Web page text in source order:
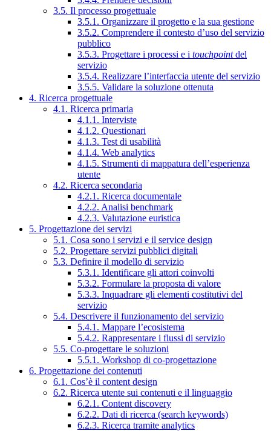
3.5. Il processo progettuale
3.5.1. Organizzare il progetto e la sua gestione
3.5.2. Comprendere il contesto d’uso del servizio
pubblico
3.5.3. Progettare i processi e i touchpointdel
servizio
3.5.4. Realizzare l’interfaccia utente del servizio
3.5.5. Validare la soluzione ottenuta
4. Ricerca progettuale
4.1. Ricerca primaria
4.1.1. Interviste
4.1.2. Questionari
4.1.3. Test di usabilità
4.1.4. Web analytics
4.1.5. Strumenti di mappatura dell’esperienza
utente
4.2. Ricerca secondaria
4.2.1. Ricerca documentale
4.2.2. Analisi benchmark
4.2.3. Valutazione euristica
5. Progettazione dei servizi
5.1. Cosa sono i servizi e il service design
5.2. Progettare servizi pubblici digitali
5.3. Definire il modello di servizio
5.3.1. Identificare gli attori coinvolti
5.3.2. Formulare la proposta di valore
5.3.3. Inquadrare gli elementi costitutivi del
servizio
5.4. Descrivere il funzionamento del servizio
5.4.1. Mappare l’ecosistema
5.4.2. Rappresentare i flussi di servizio
5.5. Co-progettare le soluzioni
5.5.1. Workshop di co-progettazione
6. Progettazione dei contenuti
6.1. Cos’è il content design
6.2. Ricerca utente sui contenuti e il linguaggio
6.2.1. Content discovery
6.2.2. Dati di ricerca (search keywords)
6.2.3. Ricerca tramite analytics